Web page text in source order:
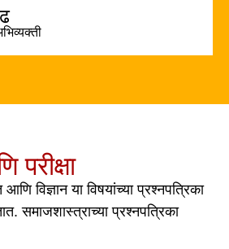
परीक्षा
विज्ञान या विषयांच्या प्रश्नपत्रिका
समाजशास्त्राच्या प्रश्नपत्रिका